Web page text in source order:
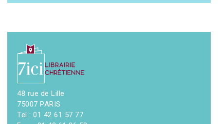
48 rue de Lille
75007 PARIS
Tel : 01 42 61 57 77